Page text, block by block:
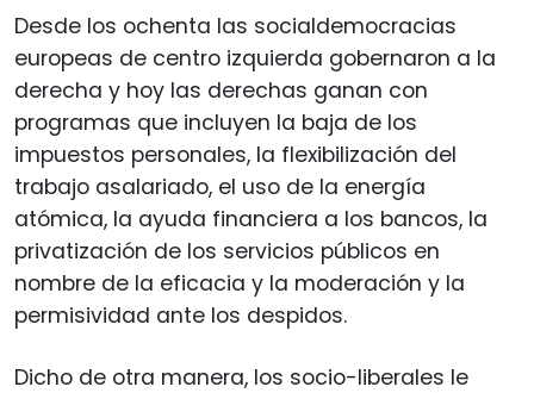
Desde los ochenta las socialdemocracias
europeas de centro izquierda gobernaron a la
derecha y hoy las derechas ganan con
programas que incluyen la baja de los
impuestos personales, la flexibilización del
trabajo asalariado, el uso de la energía
atómica, la ayuda financiera a los bancos, la
privatización de los servicios públicos en
nombre de la eficacia y la moderación y la
permisividad ante los despidos.
Dicho de otra manera, los socio-liberales le